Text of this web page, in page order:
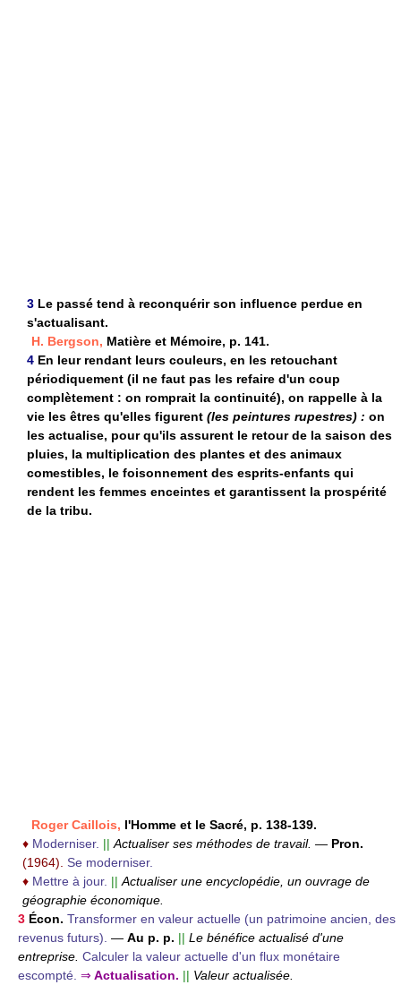
3 Le passé tend à reconquérir son influence perdue en
s'actualisant.
H. Bergson, Matière et Mémoire, p. 141.
4 En leur rendant leurs couleurs, en les retouchant
périodiquement (il ne faut pas les refaire d'un coup
complètement : on romprait la continuité), on rappelle à la
vie les êtres qu'elles figurent (les peintures rupestres) : on
les actualise, pour qu'ils assurent le retour de la saison des
pluies, la multiplication des plantes et des animaux
comestibles, le foisonnement des esprits-enfants qui
rendent les femmes enceintes et garantissent la prospérité
de la tribu.
Roger Caillois, l'Homme et le Sacré, p. 138-139.
♦ Moderniser. || Actualiser ses méthodes de travail. — Pron.
(1964).
Se moderniser.
♦ Mettre à jour. || Actualiser une encyclopédie, un ouvrage de
géographie économique.
3 Écon. Transformer en valeur actuelle (un patrimoine ancien, des
revenus futurs). — Au p. p. || Le bénéfice actualisé d'une
entreprise. Calculer la valeur actuelle d'un flux monétaire
escompté. ⇒ Actualisation. || Valeur actualisée.